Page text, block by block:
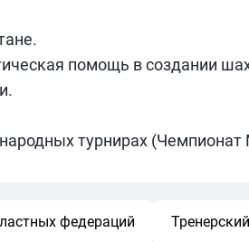
помощь в создании
турнирах
федераций